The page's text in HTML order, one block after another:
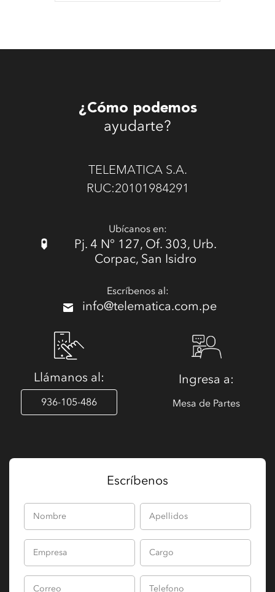
¿Cómo podemos
ayudarte?
TELEMATICA S.A.
RUC:20101984291
Ubícanos en:
Pj. 4 N° 127, Of. 303, Urb.
Corpac, San Isidro
Escríbenos al:
info@telematica.com.pe
Llámanos al:
936-105-486
Ingresa a:
Mesa de Partes
Escríbenos